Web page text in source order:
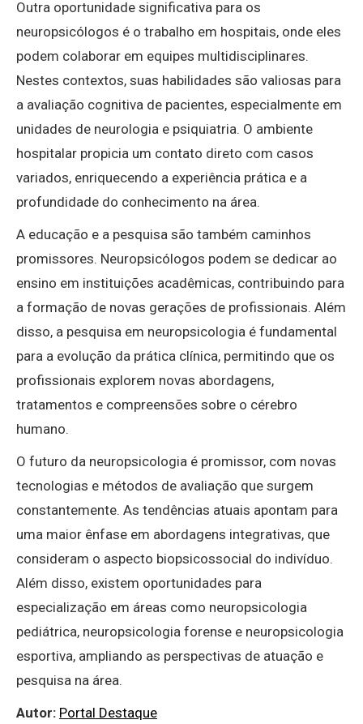
Outra oportunidade significativa para os
neuropsicólogos é o trabalho em hospitais, onde eles
podem colaborar em equipes multidisciplinares.
Nestes contextos, suas habilidades são valiosas para
a avaliação cognitiva de pacientes, especialmente em
unidades de neurologia e psiquiatria. O ambiente
hospitalar propicia um contato direto com casos
variados, enriquecendo a experiência prática e a
profundidade do conhecimento na área.
A educação e a pesquisa são também caminhos
promissores. Neuropsicólogos podem se dedicar ao
ensino em instituições acadêmicas, contribuindo para
a formação de novas gerações de profissionais. Além
disso, a pesquisa em neuropsicologia é fundamental
para a evolução da prática clínica, permitindo que os
profissionais explorem novas abordagens,
tratamentos e compreensões sobre o cérebro
humano.
O futuro da neuropsicologia é promissor, com novas
tecnologias e métodos de avaliação que surgem
constantemente. As tendências atuais apontam para
uma maior ênfase em abordagens integrativas, que
consideram o aspecto biopsicossocial do indivíduo.
Além disso, existem oportunidades para
especialização em áreas como neuropsicologia
pediátrica, neuropsicologia forense e neuropsicologia
esportiva, ampliando as perspectivas de atuação e
pesquisa na área.
Autor: Portal Destaque